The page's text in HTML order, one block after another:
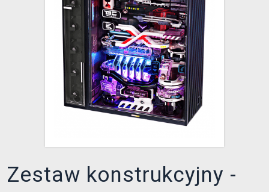
XZONE KLUB
Zestaw konstrukcyjny -